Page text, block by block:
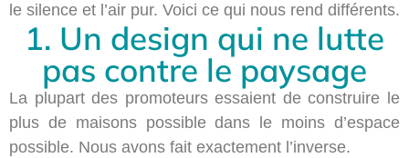
le silence et l’air pur. Voici ce qui nous rend différents.
1. Un design qui ne lutte
pas contre le paysage
La plupart des promoteurs essaient de construire le
plus de maisons possible dans le moins d’espace
possible. Nous avons fait exactement l’inverse.